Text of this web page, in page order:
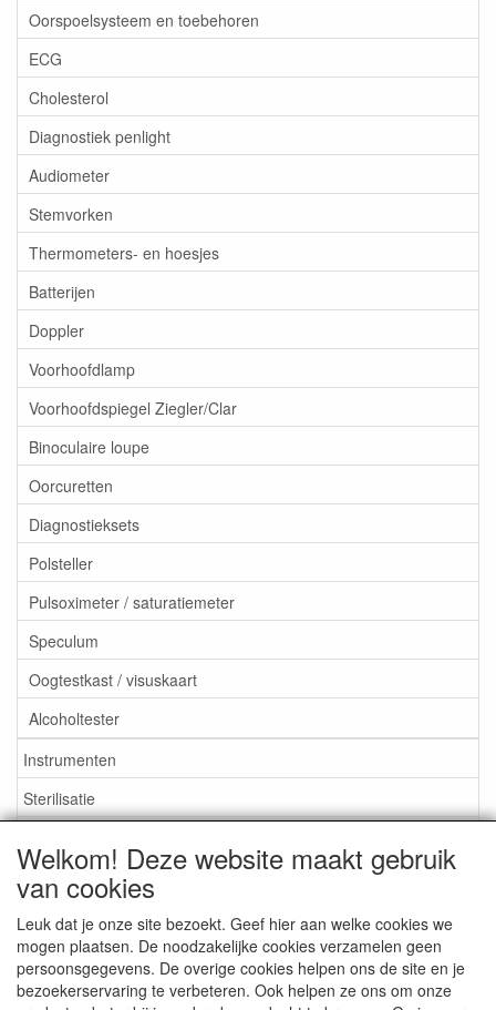
Oorspoelsysteem en toebehoren
ECG
Cholesterol
Diagnostiek penlight
Audiometer
Stemvorken
Thermometers- en hoesjes
Batterijen
Doppler
Voorhoofdlamp
Voorhoofdspiegel Ziegler/Clar
Binoculaire loupe
Oorcuretten
Diagnostieksets
Polsteller
Pulsoximeter / saturatiemeter
Speculum
Oogtestkast / visuskaart
Alcoholtester
Instrumenten
Sterilisatie
Aktieartikelen
Medisan Trading te Alblasserdam. Alle genoemde prijzen zijn
Welkom! Deze website maakt gebruik
van cookies
Leuk dat je onze site bezoekt. Geef hier aan welke cookies we
mogen plaatsen. De noodzakelijke cookies verzamelen geen
persoonsgegevens. De overige cookies helpen ons de site en je
bezoekerservaring te verbeteren. Ook helpen ze ons om onze